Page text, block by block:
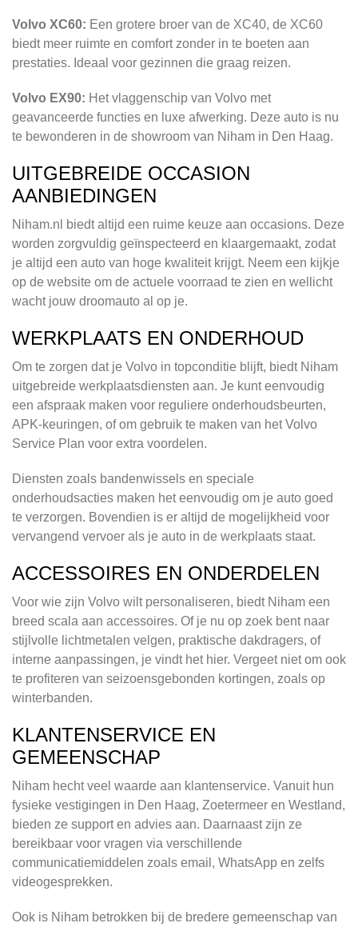
Volvo XC60: Een grotere broer van de XC40, de XC60
biedt meer ruimte en comfort zonder in te boeten aan
prestaties. Ideaal voor gezinnen die graag reizen.
Volvo EX90: Het vlaggenschip van Volvo met
geavanceerde functies en luxe afwerking. Deze auto is nu
te bewonderen in de showroom van Niham in Den Haag.
UITGEBREIDE OCCASION
AANBIEDINGEN
Niham.nl biedt altijd een ruime keuze aan occasions. Deze
worden zorgvuldig geïnspecteerd en klaargemaakt, zodat
je altijd een auto van hoge kwaliteit krijgt. Neem een kijkje
op de website om de actuele voorraad te zien en wellicht
wacht jouw droomauto al op je.
WERKPLAATS EN ONDERHOUD
Om te zorgen dat je Volvo in topconditie blijft, biedt Niham
uitgebreide werkplaatsdiensten aan. Je kunt eenvoudig
een afspraak maken voor reguliere onderhoudsbeurten,
APK-keuringen, of om gebruik te maken van het Volvo
Service Plan voor extra voordelen.
Diensten zoals bandenwissels en speciale
onderhoudsacties maken het eenvoudig om je auto goed
te verzorgen. Bovendien is er altijd de mogelijkheid voor
vervangend vervoer als je auto in de werkplaats staat.
ACCESSOIRES EN ONDERDELEN
Voor wie zijn Volvo wilt personaliseren, biedt Niham een
breed scala aan accessoires. Of je nu op zoek bent naar
stijlvolle lichtmetalen velgen, praktische dakdragers, of
interne aanpassingen, je vindt het hier. Vergeet niet om ook
te profiteren van seizoensgebonden kortingen, zoals op
winterbanden.
KLANTENSERVICE EN
GEMEENSCHAP
Niham hecht veel waarde aan klantenservice. Vanuit hun
fysieke vestigingen in Den Haag, Zoetermeer en Westland,
bieden ze support en advies aan. Daarnaast zijn ze
bereikbaar voor vragen via verschillende
communicatiemiddelen zoals email, WhatsApp en zelfs
videogesprekken.
Ook is Niham betrokken bij de bredere gemeenschap van